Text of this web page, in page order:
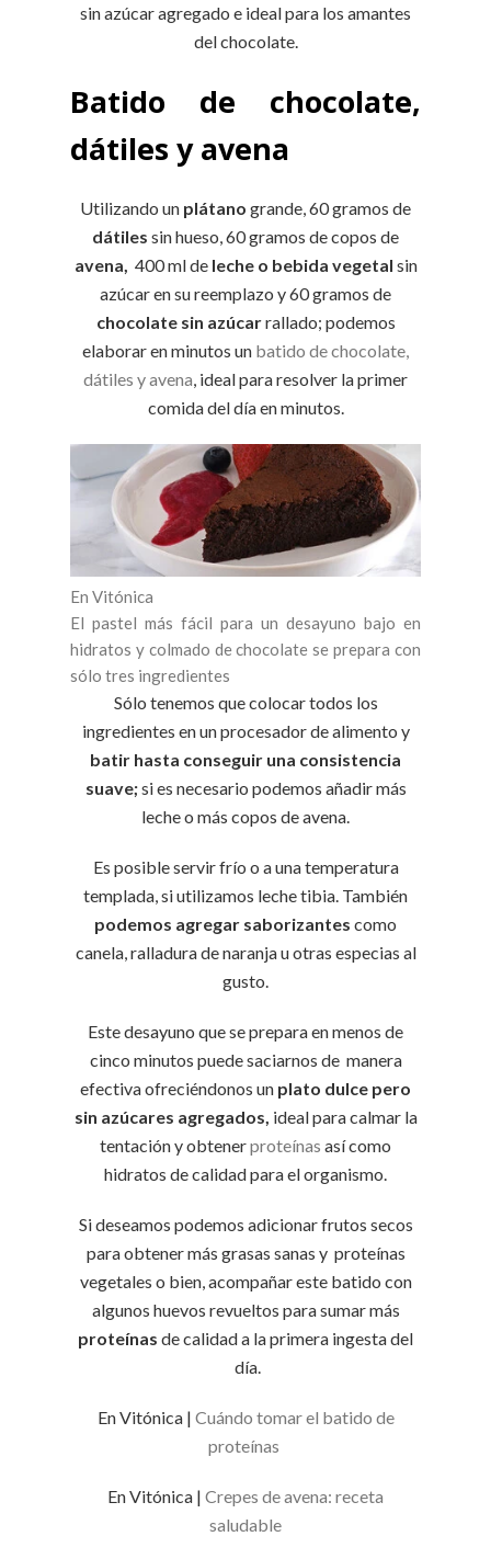
sin azúcar agregado e ideal para los amantes
del chocolate.
Batido de chocolate,
dátiles y avena
Utilizando un plátano grande, 60 gramos de
dátiles sin hueso, 60 gramos de copos de
avena, 400 ml de leche o bebida vegetal sin
azúcar en su reemplazo y 60 gramos de
chocolate sin azúcarrallado; podemos
elaborar en minutos un batido de chocolate,
dátiles y avena, ideal para resolver la primer
comida del día en minutos.
En Vitónica
El pastel más fácil para un desayuno bajo en
hidratos y colmado de chocolate se prepara con
sólo tres ingredientes
Sólo tenemos que colocar todos los
ingredientes en un procesador de alimento y
batir hasta conseguir una consistencia
suave;si es necesario podemos añadir más
leche o más copos de avena.
Es posible servir frío o a una temperatura
templada, si utilizamos leche tibia. También
podemos agregar saborizantes como
canela, ralladura de naranja u otras especias al
gusto.
Este desayuno que se prepara en menos de
cinco minutos puede saciarnos de manera
efectiva ofreciéndonos un plato dulce pero
sin azúcares agregados, ideal para calmar la
tentación y obtenerproteínas así como
hidratos de calidad para el organismo.
Si deseamos podemos adicionar frutos secos
para obtener más grasas sanas y proteínas
vegetales o bien, acompañar este batido con
algunos huevos revueltos para sumar más
proteínas de calidad a la primera ingesta del
día.
En Vitónica | Cuándo tomar el batido de
proteínas
En Vitónica | Crepes de avena: receta
saludable